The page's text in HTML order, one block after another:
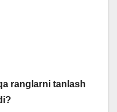
ranglarni tanlash